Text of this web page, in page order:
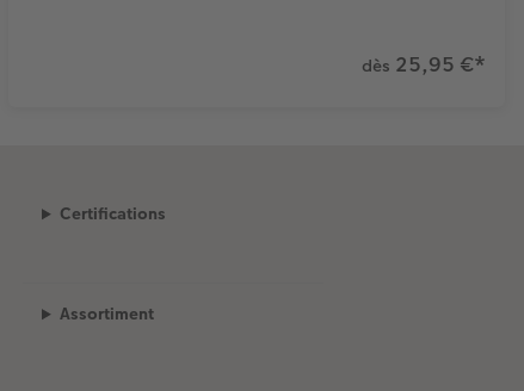
dès 25,95 €*
Certifications
Assortiment